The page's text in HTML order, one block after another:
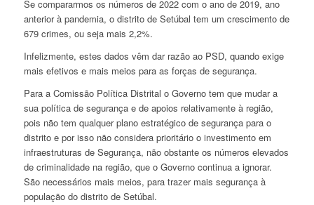
Se compararmos os números de 2022 com o ano de 2019, ano
anterior à pandemia, o distrito de Setúbal tem um crescimento de
679 crimes, ou seja mais 2,2%.
Infelizmente, estes dados vêm dar razão ao PSD, quando exige
mais efetivos e mais meios para as forças de segurança.
Para a Comissão Política Distrital o Governo tem que mudar a
sua política de segurança e de apoios relativamente à região,
pois não tem qualquer plano estratégico de segurança para o
distrito e por isso não considera prioritário o investimento em
infraestruturas de Segurança, não obstante os números elevados
de criminalidade na região, que o Governo continua a ignorar.
São necessários mais meios, para trazer mais segurança à
população do distrito de Setúbal.